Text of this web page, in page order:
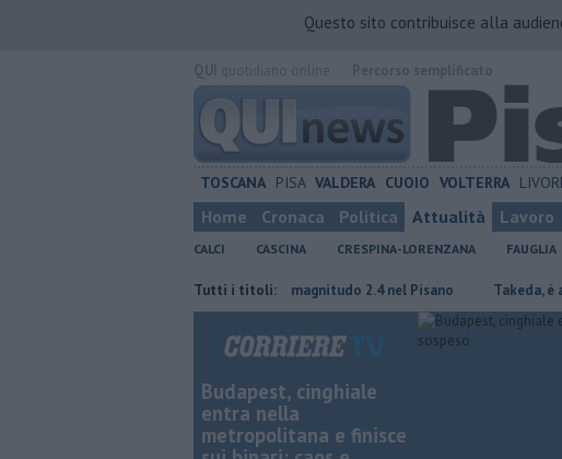
Questo sito contribuisce alla
TOSCANA PISA VALDERA CUOIO VOLTERRA
Home Cronaca Politica Attualità Lavoro
CALCI CASCINA CRESPINA-LORENZANA FAUGLIA
Tutti i titoli:
Nuova scossa di magnitudo 2.4 nel Pisano Takeda, è ancora
Budapest, cinghiale
entra nella
metropolitana e finisce